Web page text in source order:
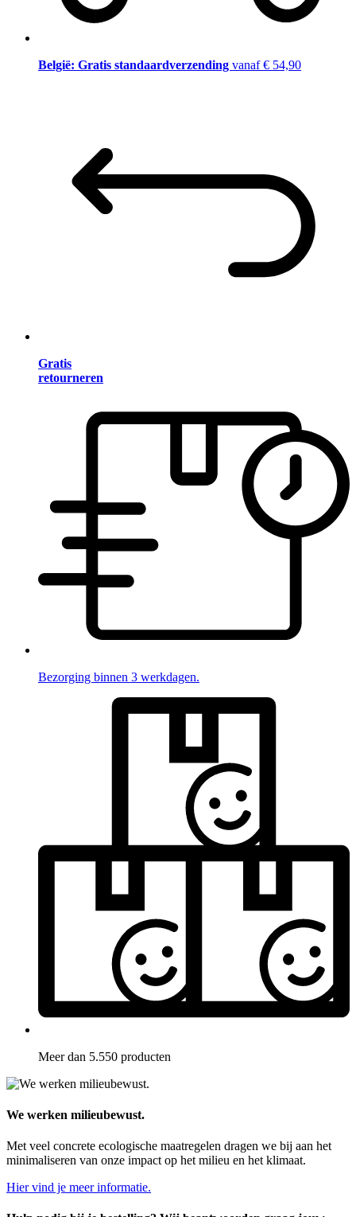
België: Gratis standaardverzending vanaf € 54,90
Gratis
retourneren
Bezorging binnen 3 werkdagen.
Meer dan 5.550 producten
We werken milieubewust.
Met veel concrete ecologische maatregelen dragen we bij aan het
minimaliseren van onze impact op het milieu en het klimaat.
Hier vind je meer informatie.